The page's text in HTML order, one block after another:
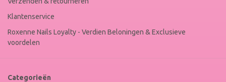
Klantenservice
Roxenne Nails Loyalty - Verdien Beloningen & Exclusieve
voordelen
Categorieën